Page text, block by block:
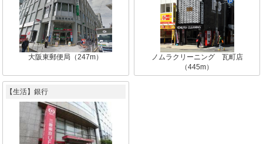
大阪東郵便局（247m）
ノムラクリーニング 瓦町店
（445m）
【生活】銀行